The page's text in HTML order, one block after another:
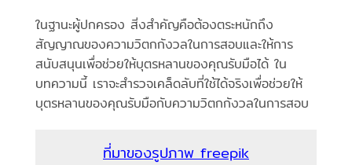
ในฐานะผู้ปกครอง สิ่งสำคัญคือต้องตระหนักถึง
สัญญาณของความวิตกกังวลในการสอบและให้การ
สนับสนุนเพื่อช่วยให้บุตรหลานของคุณรับมือได้ ใน
บทความนี้ เราจะสำรวจเคล็ดลับที่ใช้ได้จริงเพื่อช่วยให้
บุตรหลานของคุณรับมือกับความวิตกกังวลในการสอบ
ที่มาของรูปภาพ freepik